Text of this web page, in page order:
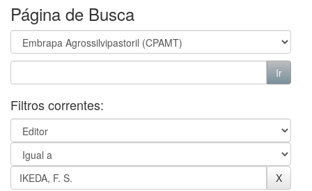
Página de Busca
Filtros correntes: